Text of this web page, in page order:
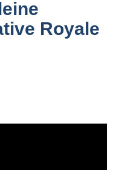
Royale